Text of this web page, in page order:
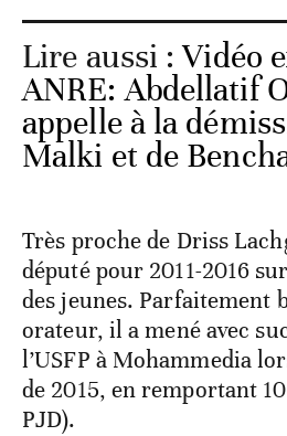
Lire aussi :Vidéo
ANRE: Abdellatif
appelle à la
Malki et de
Très proche de Driss
député pour 2011-2016
des jeunes. Parfaitement
orateur, il a mené avec
l’USFP à Mohammedia
de 2015, en remportant
PJD).